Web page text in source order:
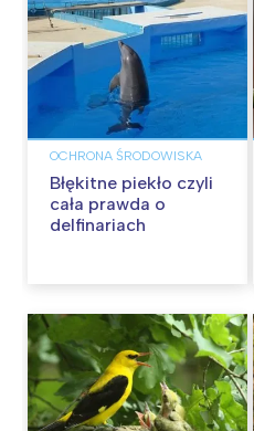
OCHRONA ŚRODOWISKA
Błękitne piekło czyli
cała prawda o
delfinariach